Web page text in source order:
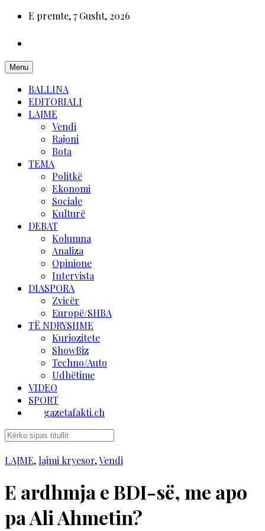
E premte, 7 Gusht, 2026
Menu
BALLINA
EDITORIALI
LAJME
Vendi
Rajoni
Bota
TEMA
Politkë
Ekonomi
Sociale
Kulturë
DEBAT
Kolumna
Analiza
Opinione
Intervista
DIASPORA
Zvicër
Europë/SHBA
TË NDRYSHME
Kuriozitete
ShowBiz
Techno/Auto
Udhëtime
VIDEO
SPORT
gazetafakti.ch
LAJME, lajmi kryesor,Vendi
E ardhmja e BDI-së, me apo
pa Ali Ahmetin?